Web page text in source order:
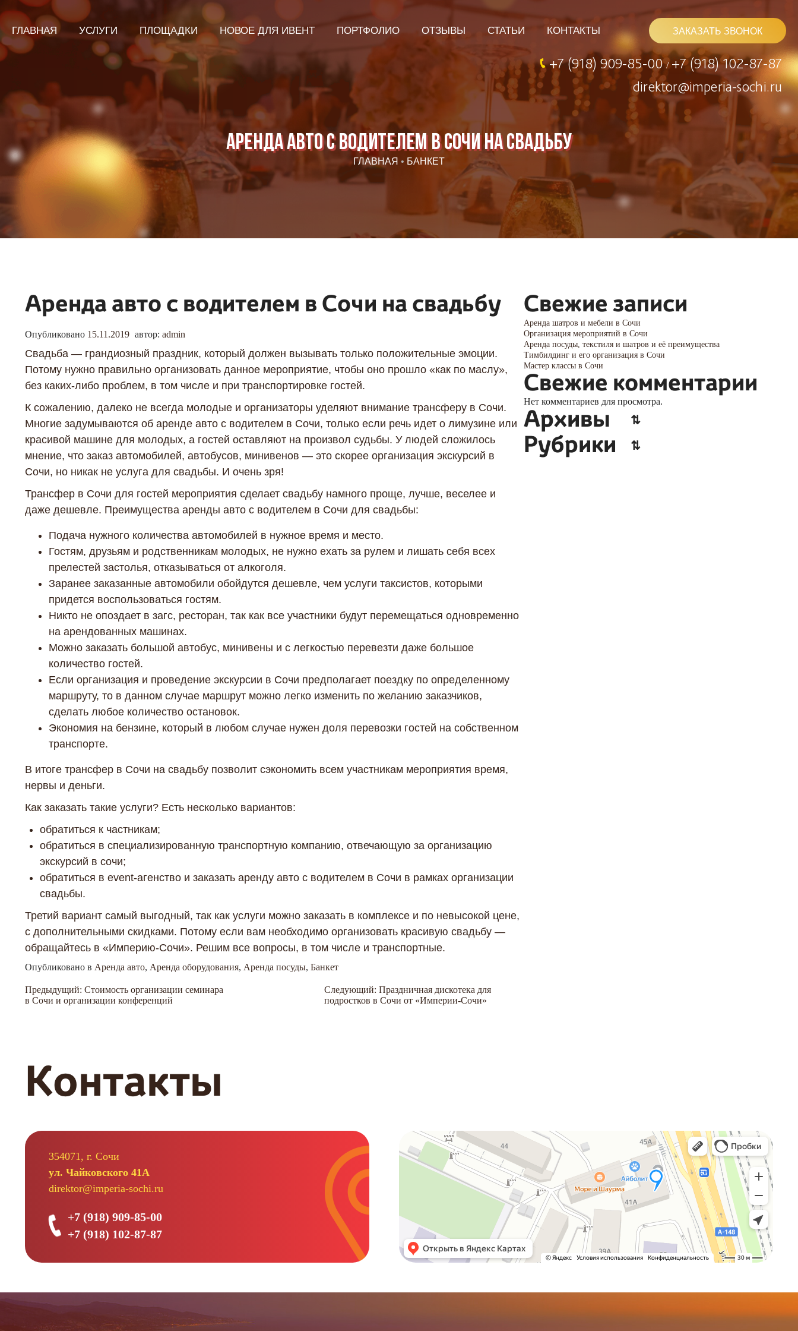
ГЛАВНАЯ УСЛУГИ ПЛОЩАДКИ НОВОЕ ДЛЯ ИВЕНТ ПОРТФОЛИО ОТЗЫВЫ СТАТЬИ КОНТАКТЫ ЗАКАЗАТЬ ЗВОНОК
+7 (918) 909-85-00/ +7 (918) 102-87-87
direktor@imperia-sochi.ru
Аренда авто с водителем в Сочи на свадьбу
ГЛАВНАЯ • БАНКЕТ
Аренда авто с водителем в Сочи на свадьбу
Опубликовано 15.11.2019 автор: admin
Свадьба — грандиозный праздник, который должен вызывать только положительные эмоции.
Потому нужно правильно организовать данное мероприятие, чтобы оно прошло «как по маслу»,
без каких-либо проблем, в том числе и при транспортировке гостей.
К сожалению, далеко не всегда молодые и организаторы уделяют внимание трансферу в Сочи.
Многие задумываются об аренде авто с водителем в Сочи, только если речь идет о лимузине или
красивой машине для молодых, а гостей оставляют на произвол судьбы. У людей сложилось
мнение, что заказ автомобилей, автобусов, минивенов — это скорее организация экскурсий в
Сочи, но никак не услуга для свадьбы. И очень зря!
Трансфер в Сочи для гостей мероприятия сделает свадьбу намного проще, лучше, веселее и
даже дешевле. Преимущества аренды авто с водителем в Сочи для свадьбы:
Подача нужного количества автомобилей в нужное время и место.
Гостям, друзьям и родственникам молодых, не нужно ехать за рулем и лишать себя всех
прелестей застолья, отказываться от алкоголя.
Заранее заказанные автомобили обойдутся дешевле, чем услуги таксистов, которыми
придется воспользоваться гостям.
Никто не опоздает в загс, ресторан, так как все участники будут перемещаться одновременно
на арендованных машинах.
Можно заказать большой автобус, минивены и с легкостью перевезти даже большое
количество гостей.
Если организация и проведение экскурсии в Сочи предполагает поездку по определенному
маршруту, то в данном случае маршрут можно легко изменить по желанию заказчиков,
сделать любое количество остановок.
Экономия на бензине, который в любом случае нужен доля перевозки гостей на собственном
транспорте.
В итоге трансфер в Сочи на свадьбу позволит сэкономить всем участникам мероприятия время,
нервы и деньги.
Как заказать такие услуги? Есть несколько вариантов:
обратиться к частникам;
обратиться в специализированную транспортную компанию, отвечающую за организацию
экскурсий в сочи;
обратиться в event-агенство и заказать аренду авто с водителем в Сочи в рамках организации
свадьбы.
Третий вариант самый выгодный, так как услуги можно заказать в комплексе и по невысокой цене,
с дополнительными скидками. Потому если вам необходимо организовать красивую свадьбу —
обращайтесь в «Империю-Сочи». Решим все вопросы, в том числе и транспортные.
Опубликовано в Аренда авто, Аренда оборудования, Аренда посуды, Банкет
Навигация
Предыдущий: Стоимость организации семинара
в Сочи и организации конференций
Следующий: Праздничная дискотека для
подростков в Сочи от «Империи-Сочи»
Свежие записи
Аренда шатров и мебели в Сочи
Организация мероприятий в Сочи
Аренда посуды, текстиля и шатров и её преимущества
Тимбилдинг и его организация в Сочи
Мастер классы в Сочи
Свежие комментарии
Нет комментариев для просмотра.
Архивы
Рубрики
Контакты
354071, г. Сочи
ул. Чайковского 41А
direktor@imperia-sochi.ru
+7 (918) 909-85-00
+7 (918) 102-87-87
Я даю согласие ООО «Империя-Сочи» на обработку моих
персональных данных в целях рассмотрения моего
обращения согласноПолитике обработки персональных
данныхиСогласию на обработку персональных данных